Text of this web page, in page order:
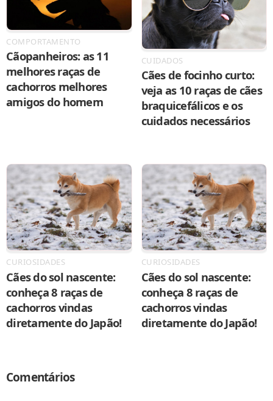
COMPORTAMENTO
Cãopanheiros: as 11
melhores raças de
cachorros melhores
amigos do homem
CUIDADOS
Cães de focinho curto:
veja as 10 raças de cães
braquicefálicos e os
cuidados necessários
CURIOSIDADES
Cães do sol nascente:
conheça 8 raças de
cachorros vindas
diretamente do Japão!
CURIOSIDADES
Cães do sol nascente:
conheça 8 raças de
cachorros vindas
diretamente do Japão!
Comentários